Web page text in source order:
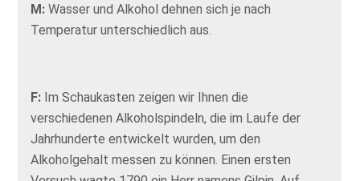
M:Wasser und Alkohol dehnen sich je nach
Temperatur unterschiedlich aus.
F: Im Schaukasten zeigen wir Ihnen die
verschiedenen Alkoholspindeln, die im Laufe der
Jahrhunderte entwickelt wurden, um den
Alkoholgehalt messen zu können. Einen ersten